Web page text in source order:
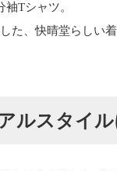
Tシャツ。
た、快晴堂らしい
ルスタイル